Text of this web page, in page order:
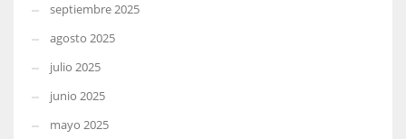
septiembre 2025
agosto 2025
julio 2025
junio 2025
mayo 2025